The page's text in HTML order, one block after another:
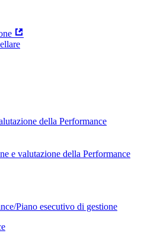
della Performance
e valutazione della Performance
Piano esecutivo di gestione